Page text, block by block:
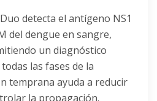
detecta el antígeno NS1
del dengue en sangre,
un diagnóstico
las fases de la
temprana ayuda a reducir
la propagación.